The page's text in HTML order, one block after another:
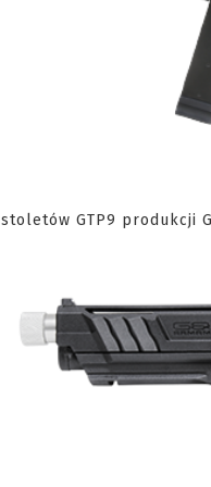
GTP9 produkcji